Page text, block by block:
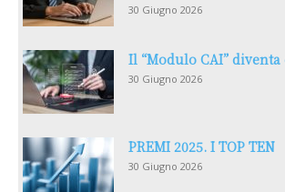
30 Giugno 2026
Il “Modulo CAI”
30 Giugno 2026
PREMI 2025. I TOP TEN
30 Giugno 2026